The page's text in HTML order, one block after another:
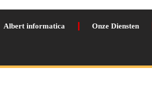
Albert informatica Onze Diensten